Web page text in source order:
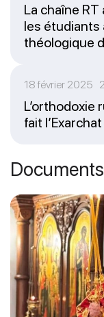
La chaîne
les étudiants
théologique
18 février 2025
L’orthodoxie
fait
Documents